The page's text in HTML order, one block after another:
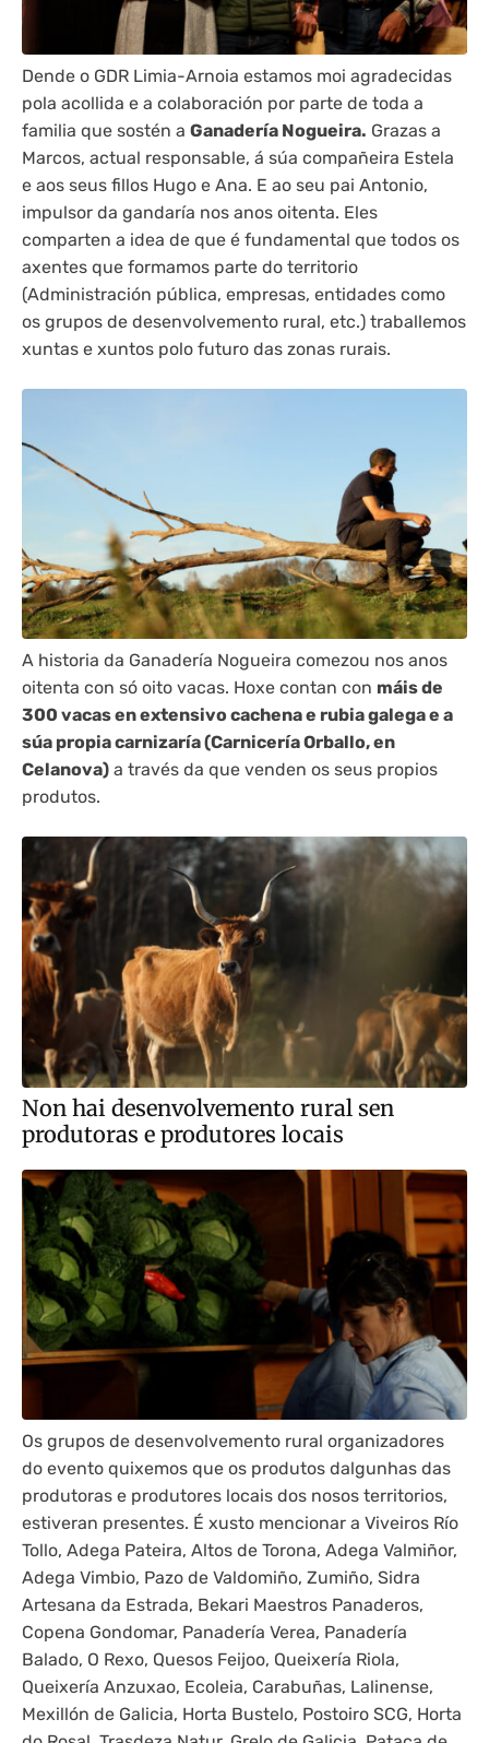
Dende o GDR Limia-Arnoia estamos moi agradecidas
pola acollida e a colaboración por parte de toda a
familia que sostén a Ganadería Nogueira. Grazas a
Marcos, actual responsable, á súa compañeira Estela
e aos seus fillos Hugo e Ana. E ao seu pai Antonio,
impulsor da gandaría nos anos oitenta. Eles
comparten a idea de que é fundamental que todos os
axentes que formamos parte do territorio
(Administración pública, empresas, entidades como
os grupos de desenvolvemento rural, etc.) traballemos
xuntas e xuntos polo futuro das zonas rurais.
A historia da Ganadería Nogueira comezou nos anos
oitenta con só oito vacas. Hoxe contan con máis de
300 vacas en extensivo cachena e rubia galega e a
súa propia carnizaría (Carnicería Orballo, en
Celanova) a través da que venden os seus propios
produtos.
Non hai desenvolvemento rural sen
produtoras e produtores locais
Os grupos de desenvolvemento rural organizadores
do evento quixemos que os produtos dalgunhas das
produtoras e produtores locais dos nosos territorios,
estiveran presentes. É xusto mencionar a Viveiros Río
Tollo, Adega Pateira, Altos de Torona, Adega Valmiñor,
Adega Vimbio, Pazo de Valdomiño, Zumiño, Sidra
Artesana da Estrada, Bekari Maestros Panaderos,
Copena Gondomar, Panadería Verea, Panadería
Balado, O Rexo, Quesos Feijoo, Queixería Riola,
Queixería Anzuxao, Ecoleia, Carabuñas, Lalinense,
Mexillón de Galicia, Horta Bustelo, Postoiro SCG, Horta